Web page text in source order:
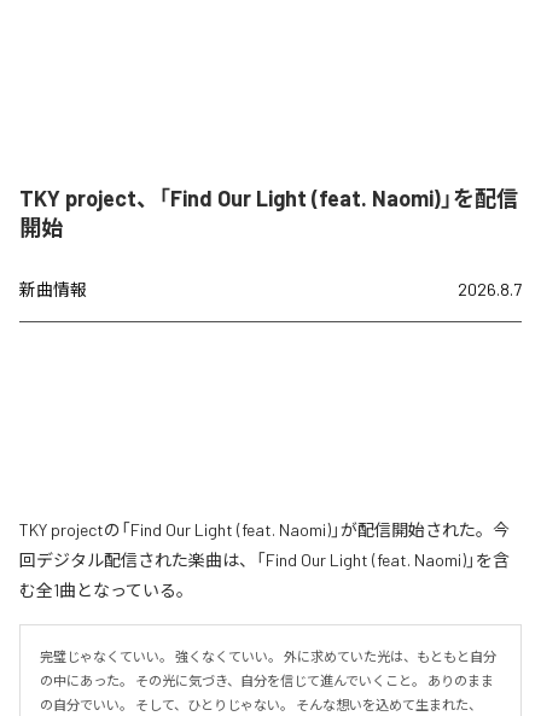
TKY project、「Find Our Light (feat. Naomi)」を配信
開始
新曲情報 2026.8.7
TKY projectの「Find Our Light (feat. Naomi)」が配信開始された。今
回デジタル配信された楽曲は、「Find Our Light (feat. Naomi)」を含
む全1曲となっている。
完璧じゃなくていい。 強くなくていい。 外に求めていた光は、もともと自分
の中にあった。 その光に気づき、自分を信じて進んでいくこと。 ありのまま
の自分でいい。 そして、ひとりじゃない。 そんな想いを込めて生まれた、